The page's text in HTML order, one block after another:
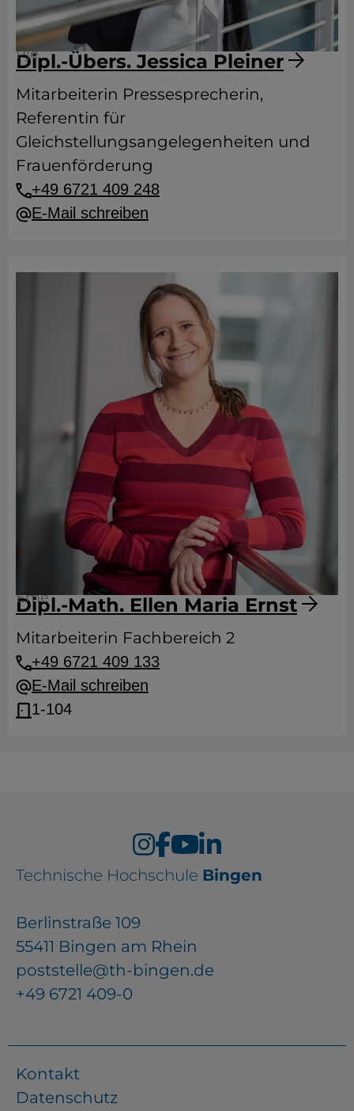
Dipl.-Übers. Jessica Pleiner
Pje
Mitarbeiterin Pressesprecherin,
Referentin für
Gleichstellungsangelegenheiten und
Frauenförderung
+49 6721 409 248
E-Mail schreiben
Dipl.-Math. Ellen Maria Ernst
Eme
Mitarbeiterin Fachbereich 2
+49 6721 409 133
E-Mail schreiben
1-104
Technische Hochschule Bingen
Berlinstraße 109
55411 Bingen am Rhein
poststelle@th-bingen.de
+49 6721 409-0
Kontakt
Datenschutz